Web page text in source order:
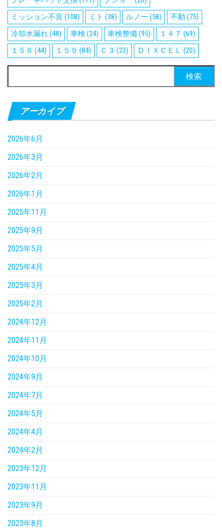
ミッション不良 (108) ミト (38) ルノー (58) 不動 (75)
冷却水漏れ(48) 車検 (24) 車検整備(95) １４７ (69)
１５６ (44) １５９ (84) Ｃ３ (23) ＤＩＸＣＥＬ (20)
索:
アーカイブ
2026年6月
2026年3月
2026年2月
2026年1月
2025年11月
2025年9月
2025年5月
2025年4月
2025年3月
2025年2月
2024年12月
2024年11月
2024年10月
2024年9月
2024年7月
2024年5月
2024年4月
2024年2月
2023年12月
2023年11月
2023年9月
2023年8月